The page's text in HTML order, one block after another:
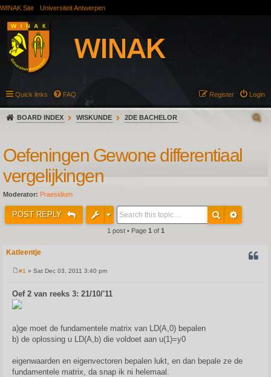
WINAK Site Universiteit Antwerpen
Quick links FAQ Login
Register
BOARD INDEX WISKUNDE 2DE BACHELOR
Oefeningen Gewone differentiaal
vergelijkingen
Moderator: Praesidium
POST REPLY
1 post • Page 1 of 1
Katleentje
t
#1 » Sat Dec 03, 2011 3:40 pm
Oef 2 van reeks 3: 21/10/'11
a)ge moet de fundamentele matrix van LD(A,0) bepalen
b) de oplossing u LD(A,b) die voldoet aan u(1)=y0
eigenwaarden en eigenvectoren bepalen lukt, en dan bepale ze de
fundamentele matrix, da snap ik ni helemaal.